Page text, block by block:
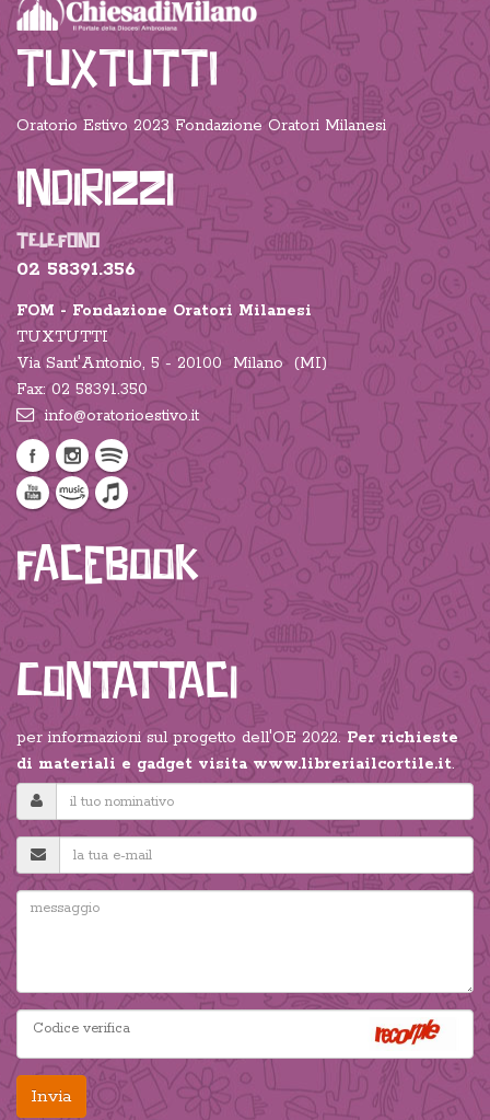
TUXTUTTI
Oratorio Estivo 2023 Fondazione Oratori Milanesi
Indirizzi
TELEFONO
02 58391.356
FOM - Fondazione Oratori Milanesi
TUXTUTTI
Via Sant'Antonio, 5 - 20100 Milano (MI)
Fax: 02 58391.350
info@oratorioestivo.it
Facebook
Contattaci
per informazioni sul progetto dell'OE 2022. Per richieste
di materiali e gadget visitawww.libreriailcortile.it.
Invia